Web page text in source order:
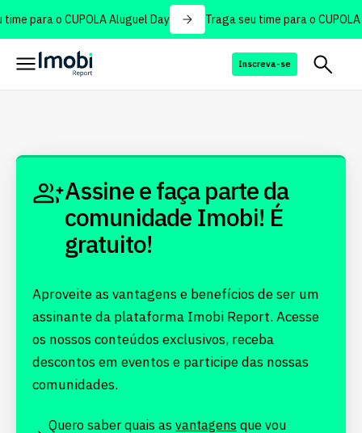
para o CUPOLA Aluguel Day Traga seu time para o CUPOLA
Inscreva-se
Assine e faça parte da
comunidade Imobi! É
gratuito!
Aproveite as vantagens e benefícios de ser um
assinante da plataforma Imobi Report. Acesse
os nossos conteúdos exclusivos, receba
descontos em eventos e participe das nossas
comunidades.
Quero saber quais as vantagens que vou